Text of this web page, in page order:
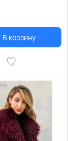
В корзину